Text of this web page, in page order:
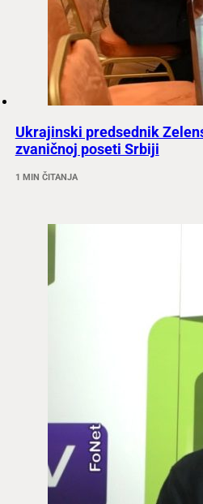
Ukrajinski predsednik
zvaničnoj poseti Srbiji
1 MIN ČITANJA